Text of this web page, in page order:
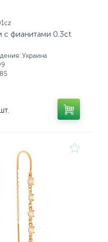
с фианитами 0.3ct
Украина